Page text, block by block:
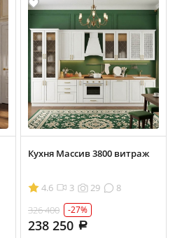
Кухня Массив 3800 витраж
4.6 3 29
8
326 400
-27%
238 250